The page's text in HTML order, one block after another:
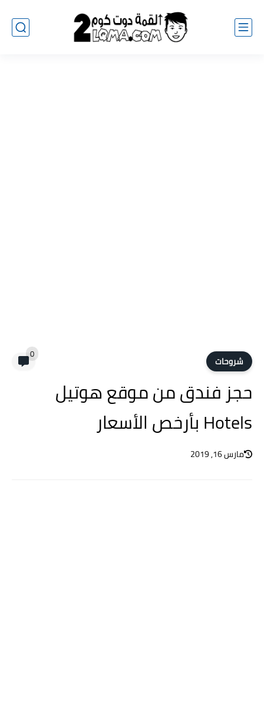
شروحات 0
حجز فندق من موقع هوتيل
Hotels بأرخص الأسعار
مارس 16, 2019